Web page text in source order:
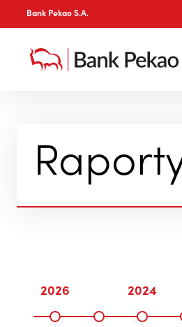
Bank Pekao S.A.
2026 2024